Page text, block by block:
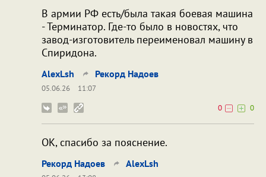
В армии РФ есть/была такая боевая машина
- Терминатор. Где-то было в новостях, что
завод-изготовитель переименовал машину в
Спиридона.
AlexLsh Рекорд Надоев
05.06.26
11:07
0
0
ОК, спасибо за пояснение.
Рекорд Надоев AlexLsh